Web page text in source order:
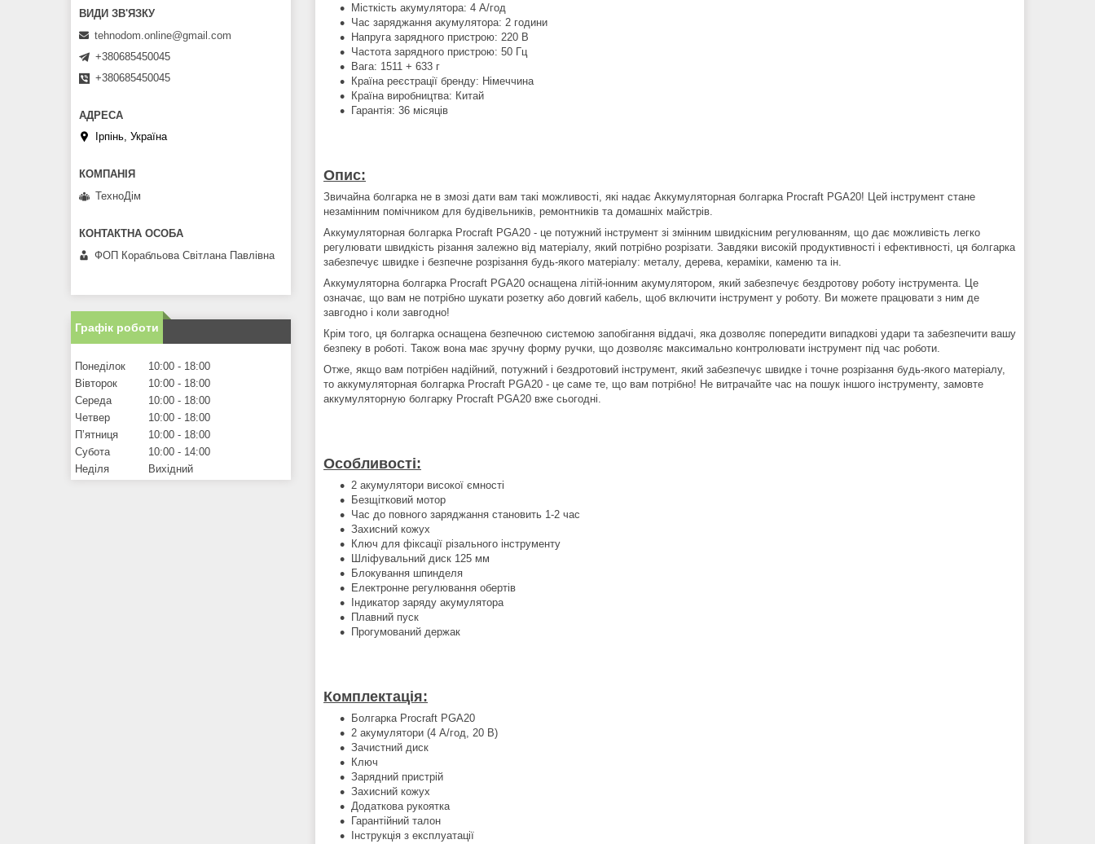
Місткість акумулятора: 4 А/год
Час заряджання акумулятора: 2 години
Напруга зарядного пристрою: 220 В
Частота зарядного пристрою: 50 Гц
Вага: 1511 + 633 г
Країна реєстрації бренду: Німеччина
Країна виробництва: Китай
Гарантія: 36 місяців
Опис:
Звичайна болгарка не в змозі дати вам такі можливості, які надає Аккумуляторная болгарка Procraft PGA20! Цей інструмент стане
незамінним помічником для будівельників, ремонтників та домашніх майстрів.
Аккумуляторная болгарка Procraft PGA20 - це потужний інструмент зі змінним швидкісним регулюванням, що дає можливість легко
регулювати швидкість різання залежно від матеріалу, який потрібно розрізати. Завдяки високій продуктивності і ефективності, ця болгарка
забезпечує швидке і безпечне розрізання будь-якого матеріалу: металу, дерева, кераміки, каменю та ін.
Аккумуляторна болгарка Procraft PGA20 оснащена літій-іонним акумулятором, який забезпечує бездротову роботу інструмента. Це
означає, що вам не потрібно шукати розетку або довгий кабель, щоб включити інструмент у роботу. Ви можете працювати з ним де
завгодно і коли завгодно!
Крім того, ця болгарка оснащена безпечною системою запобігання віддачі, яка дозволяє попередити випадкові удари та забезпечити вашу
безпеку в роботі. Також вона має зручну форму ручки, що дозволяє максимально контролювати інструмент під час роботи.
Отже, якщо вам потрібен надійний, потужний і бездротовий інструмент, який забезпечує швидке і точне розрізання будь-якого матеріалу,
то аккумуляторная болгарка Procraft PGA20 - це саме те, що вам потрібно! Не витрачайте час на пошук іншого інструменту, замовте
аккумуляторную болгарку Procraft PGA20 вже сьогодні.
Особливості:
2 акумулятори високої ємності
Безщітковий мотор
Час до повного заряджання становить 1-2 час
Захисний кожух
Ключ для фіксації різального інструменту
Шліфувальний диск 125 мм
Блокування шпинделя
Електронне регулювання обертів
Індикатор заряду акумулятора
Плавний пуск
Прогумований держак
Комплектація:
Болгарка Procraft PGA20
2 акумулятори (4 А/год, 20 В)
Зачистний диск
Ключ
Зарядний пристрій
Захисний кожух
Додаткова рукоятка
Гарантійний талон
Інструкція з експлуатації
tehnodom.online@gmail.com
+380685450045
+380685450045
Ірпінь, Україна
ТехноДім
ФОП Корабльова Світлана Павлівна
Графік роботи
Понеділок 10:00
18:00
Вівторок
10:00
18:00
Середа
10:00
18:00
Четвер
10:00
18:00
Пʼятниця
10:00
18:00
Субота
10:00
14:00
Неділя
Вихідний